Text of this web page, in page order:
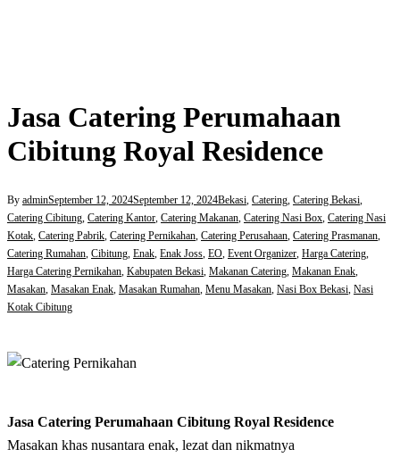
Jasa Catering Perumahaan
Cibitung Royal Residence
By adminSeptember 12, 2024September 12, 2024Bekasi, Catering, Catering Bekasi,
Catering Cibitung, Catering Kantor, Catering Makanan, Catering Nasi Box, Catering Nasi
Kotak, Catering Pabrik, Catering Pernikahan, Catering Perusahaan, Catering Prasmanan,
Catering Rumahan, Cibitung, Enak, Enak Joss, EO, Event Organizer, Harga Catering,
Harga Catering Pernikahan, Kabupaten Bekasi, Makanan Catering, Makanan Enak,
Masakan, Masakan Enak, Masakan Rumahan, Menu Masakan, Nasi Box Bekasi, Nasi
Kotak Cibitung
Jasa Catering Perumahaan Cibitung Royal Residence
Masakan khas nusantara enak, lezat dan nikmatnya